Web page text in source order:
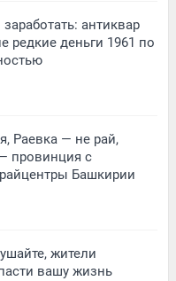
антиквар
редкие деньги 1961 по
Раевка — не рай,
провинция с
Башкирии
жители
вашу жизнь